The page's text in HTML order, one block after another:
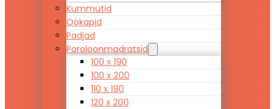
Kummutid
Öökapid
Padjad
Poroloonmadratsid
100 x 190
100 x 200
110 x 190
120 x 200